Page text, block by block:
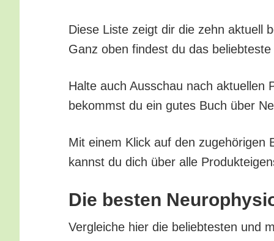
Die­se Lis­te zeigt dir die zehn aktu­ell
Ganz oben fin­dest du das
Hal­te auch Aus­schau nach aktu­el­len
bekommst du ein gutes Buch über
Mit einem Klick auf den zuge­hö­ri­gen
kannst du dich über alle
Die bes­ten
Ver­glei­che hier die belieb­tes­ten und